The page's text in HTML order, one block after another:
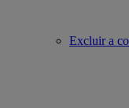
Excluir a